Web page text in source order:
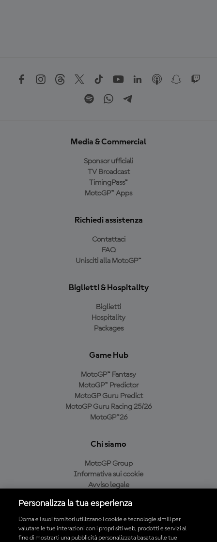
Media & Commercial
Sponsor ufficiali
TV Broadcast
TimingPass™
MotoGP™ Apps
Richiedi assistenza
Contattaci
FAQ
Unisciti alla MotoGP™
Biglietti & Hospitality
Biglietti
Hospitality
Packages
Game Hub
MotoGP™ Fantasy
MotoGP™ Predictor
MotoGP Guru Predict
MotoGP Guru Racing 25/26
MotoGP™26
Chi siamo
MotoGP Group
Informativa sui cookie
Avviso legale
Condizioni di acquisto
Personalizza la tua esperienza
Dorna e i suoi fornitori utilizzano i cookie e tecnologie simili per
valutare le tue interazioni con i propri siti web, prodotti e servizi al
fine di mostrarti una pubblicità personalizzata basata sulle tue